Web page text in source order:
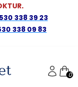
338 39 23
338 09 83
0